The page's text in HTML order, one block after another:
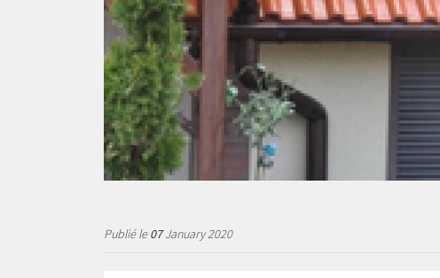
Publié le07January 2020